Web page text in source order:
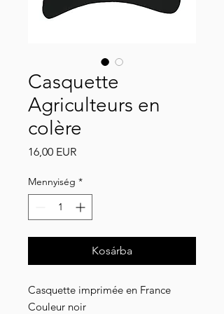
Casquette
Agriculteurs en
colère
16,00 EURÁr
Mennyiség *
Kosárba
Casquette imprimée en France
Couleur noir